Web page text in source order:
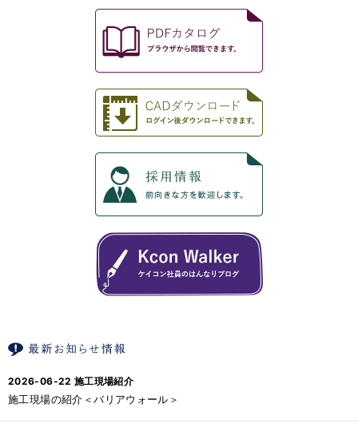
2026-06-22 施工現場紹介
施工現場の紹介＜バリアウォール＞